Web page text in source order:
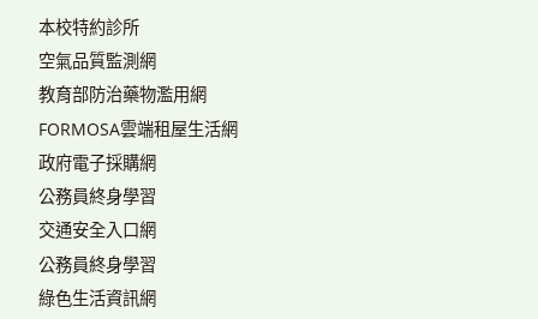
本校特約診所
空氣品質監測網
教育部防治藥物濫用網
FORMOSA雲端租屋生活網
政府電子採購網
公務員終身學習
交通安全入口網
公務員終身學習
綠色生活資訊網